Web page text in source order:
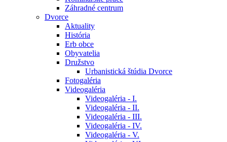
Záhradné centrum
Dvorce
Aktuality
História
Erb obce
Obyvatelia
Družstvo
Urbanistická štúdia Dvorce
Fotogaléria
Videogaléria
Videogaléria - I.
Videogaléria - II.
Videogaléria - III.
Videogaléria - IV.
Videogaléria - V.